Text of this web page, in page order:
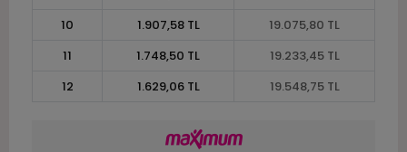
10
1.907,58 TL
19.075,80 TL
11
1.748,50 TL
19.233,45 TL
12
1.629,06 TL 19.548,75 TL